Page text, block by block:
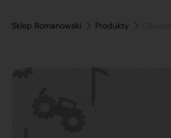
Sklep Romanowski Produkty